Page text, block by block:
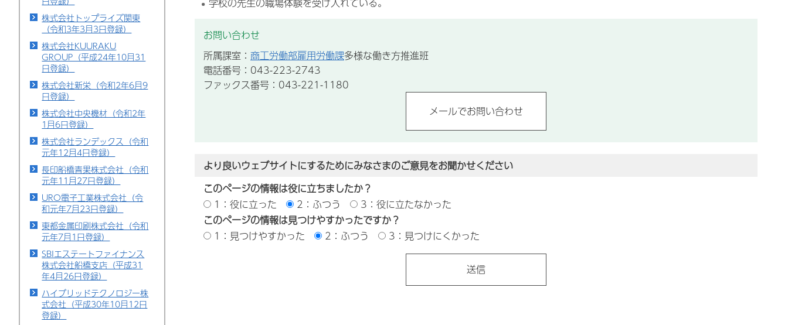
株式会社トップライズ関東
（令和3年3月3日登録）
株式会社KUURAKU
GROUP（平成24年10月31
日登録）
株式会社新栄（令和2年6月9
日登録）
株式会社中央機材（令和2年
1月6日登録）
株式会社ランデックス（令和
元年12月4日登録）
長印船橋青果株式会社（令和
元年11月27日登録）
URO電子工業株式会社（令
和元年7月23日登録）
東都金属印刷株式会社（令和
元年7月1日登録）
SBIエステートファイナンス
株式会社船橋支店（平成31
年4月26日登録）
ハイブリッドテクノロジー株
式会社（平成30年10月12日
登録）
お問い合わせ
所属課室： 商工労働部雇用労働課多様な働き方推進班
電話番号：043-223-2743
ファックス番号：043-221-1180
より良いウェブサイトにするためにみなさまのご意見をお聞かせください
このページの情報は役に立ちましたか？
1：役に立った
2：ふつう
3：役に立たなかった
このページの情報は見つけやすかったですか？
1：見つけやすかった
2：ふつう 3：見つけにくかった